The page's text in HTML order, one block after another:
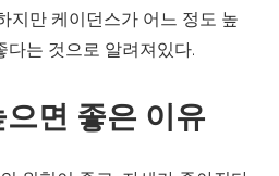
지만 케이던스가 어느 정도 높
다는 것으로 알려져있다.
면 좋은 이유